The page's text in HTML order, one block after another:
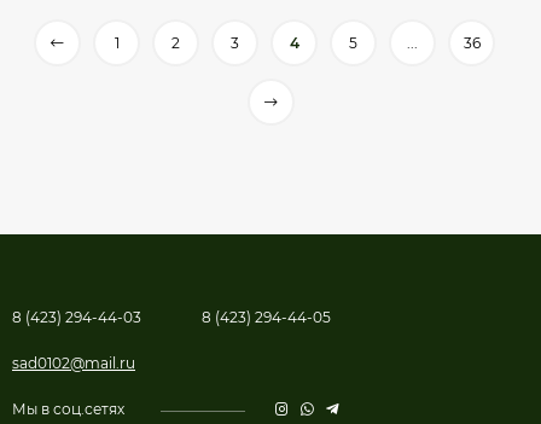
1 2 3 4 5 ... 36
8 (423) 294-44-03 8 (423) 294-44-05
sad0102@mail.ru
Мы в соц.сетях